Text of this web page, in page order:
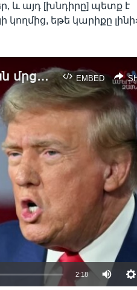
և այդ [խնդիրը] պետք է
եթե կարիքը
EMBED
Հարիսի ու Թրամփի նախընտրական մրցակցությունը թեժանում է
available
2:18